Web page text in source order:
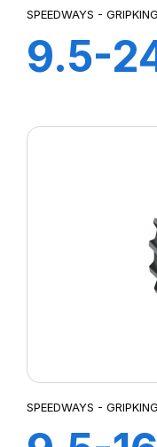
SPEEDWAYS - GRIPKING
9.5-
SPEEDWAYS -